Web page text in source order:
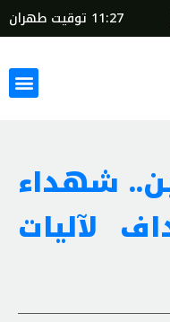
11:27 توقيت طهران
شهداء
لآليات